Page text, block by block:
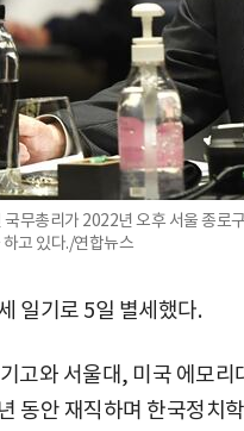
무총리가 2022년 오후 서울 종로
고 있다./연합뉴스
일기로 5일 별세했다.
고와 서울대, 미국 에모리
동안 재직하며 한국정치